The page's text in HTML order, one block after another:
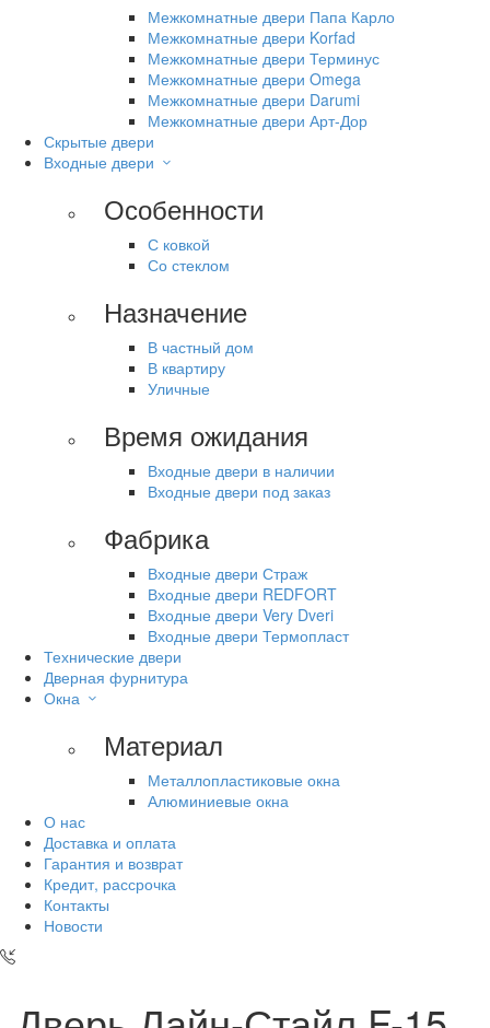
Межкомнатные двери Папа Карло
Межкомнатные двери Korfad
Межкомнатные двери Терминус
Межкомнатные двери Omega
Межкомнатные двери Darumi
Межкомнатные двери Арт-Дор
Скрытые двери
Входные двери
Особенности
С ковкой
Со стеклом
Назначение
В частный дом
В квартиру
Уличные
Время ожидания
Входные двери в наличии
Входные двери под заказ
Фабрика
Входные двери Страж
Входные двери REDFORT
Входные двери Very Dveri
Входные двери Термопласт
Технические двери
Дверная фурнитура
Окна
Материал
Металлопластиковые окна
Алюминиевые окна
О нас
Доставка и оплата
Гарантия и возврат
Кредит, рассрочка
Контакты
Новости